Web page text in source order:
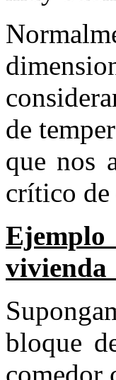
de
que nos
crítico de
vivienda
bloque
comedor